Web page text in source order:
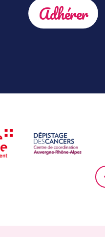
Adhérer